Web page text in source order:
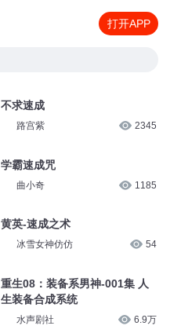
打开APP
不求速成
路宫紫 2345
学霸速成咒
曲小奇 1185
黄英-速成之术
冰雪女神仿仿 54
重生08：装备系男神-001集 人
生装备合成系统
水声剧社 6.9万